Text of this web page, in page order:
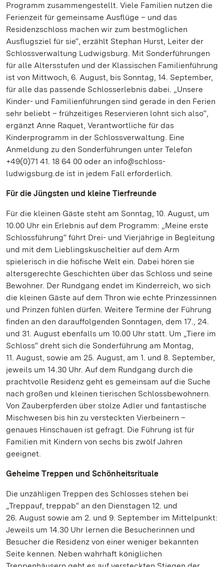
Programm zusammengestellt. Viele Familien nutzen die
Ferienzeit für gemeinsame Ausflüge – und das
Residenzschloss machen wir zum bestmöglichen
Ausflugsziel für sie“, erzählt Stephan Hurst, Leiter der
Schlossverwaltung Ludwigsburg. Mit Sonderführungen
für alle Altersstufen und der Klassischen Familienführung
ist von Mittwoch, 6. August, bis Sonntag, 14. September,
für alle das passende Schlosserlebnis dabei. „Unsere
Kinder- und Familienführungen sind gerade in den Ferien
sehr beliebt – frühzeitiges Reservieren lohnt sich also“,
ergänzt Anne Raquet, Verantwortliche für das
Kinderprogramm in der Schlossverwaltung. Eine
Anmeldung zu den Sonderführungen unter Telefon
+49(0)71 41. 18 64 00 oder an info@schloss-
ludwigsburg.de ist in jedem Fall erforderlich.
Für die Jüngsten und kleine Tierfreunde
Für die kleinen Gäste steht am Sonntag, 10. August, um
10.00 Uhr ein Erlebnis auf dem Programm: „Meine erste
Schlossführung“ führt Drei- und Vierjährige in Begleitung
und mit dem Lieblingskuscheltier auf dem Arm
spielerisch in die höfische Welt ein. Dabei hören sie
altersgerechte Geschichten über das Schloss und seine
Bewohner. Der Rundgang endet im Kinderreich, wo sich
die kleinen Gäste auf dem Thron wie echte Prinzessinnen
und Prinzen fühlen dürfen. Weitere Termine der Führung
finden an den darauffolgenden Sonntagen, dem 17., 24.
und 31. August ebenfalls um 10.00 Uhr statt. Um „Tiere im
Schloss“ dreht sich die Sonderführung am Montag,
11. August, sowie am 25. August, am 1. und 8. September,
jeweils um 14.30 Uhr. Auf dem Rundgang durch die
prachtvolle Residenz geht es gemeinsam auf die Suche
nach großen und kleinen tierischen Schlossbewohnern.
Von Zauberpferden über stolze Adler und fantastische
Mischwesen bis hin zu versteckten Vierbeinern –
genaues Hinschauen ist gefragt. Die Führung ist für
Familien mit Kindern von sechs bis zwölf Jahren
geeignet.
Geheime Treppen und Schönheitsrituale
Die unzähligen Treppen des Schlosses stehen bei
„Treppauf, treppab“ an den Dienstagen 12. und
26. August sowie am 2. und 9. September im Mittelpunkt:
Jeweils um 14.30 Uhr lernen die Besucherinnen und
Besucher die Residenz von einer weniger bekannten
Seite kennen. Neben wahrhaft königlichen